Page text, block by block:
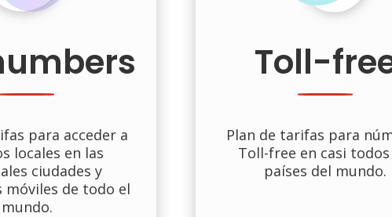
para acceder a
locales en las
ciudades y
móviles de todo el
mundo.
Toll-
Plan de tarifas para
Toll-free en casi
países del mundo.